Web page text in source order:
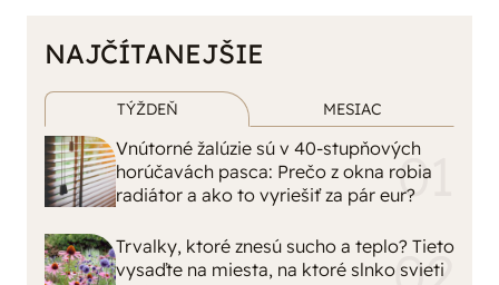
NAJČÍTANEJŠIE
TÝŽDEŇ MESIAC
Vnútorné žalúzie sú v 40-stupňových
horúčavách pasca: Prečo z okna robia
radiátor a ako to vyriešiť za pár eur?
Trvalky, ktoré znesú sucho a teplo? Tieto
vysaďte na miesta, na ktoré slnko svieti